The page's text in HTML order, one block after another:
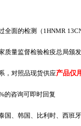
全面的检测（1HNMR
质量监督检验检疫总局颁
，对照品现货供应产品仅
的咨询可即时回复
国、韩国、比利时、西班